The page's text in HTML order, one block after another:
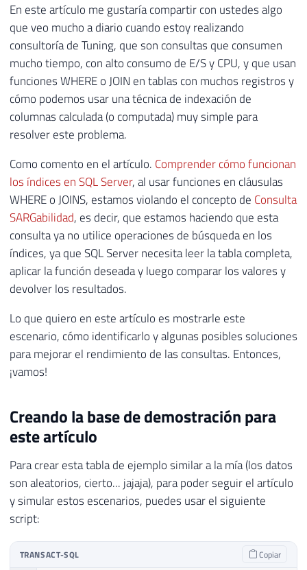
En este artículo me gustaría compartir con ustedes algo
que veo mucho a diario cuando estoy realizando
consultoría de Tuning, que son consultas que consumen
mucho tiempo, con alto consumo de E/S y CPU, y que usan
funciones WHERE o JOIN en tablas con muchos registros y
cómo podemos usar una técnica de indexación de
columnas calculada (o computada) muy simple para
resolver este problema.
Como comento en el artículo. Comprender cómo funcionan
los índices en SQL Server, al usar funciones en cláusulas
WHERE o JOINS, estamos violando el concepto de Consulta
SARGabilidad, es decir, que estamos haciendo que esta
consulta ya no utilice operaciones de búsqueda en los
índices, ya que SQL Server necesita leer la tabla completa,
aplicar la función deseada y luego comparar los valores y
devolver los resultados.
Lo que quiero en este artículo es mostrarle este
escenario, cómo identificarlo y algunas posibles soluciones
para mejorar el rendimiento de las consultas. Entonces,
¡vamos!
Creando la base de demostración para
este artículo
Para crear esta tabla de ejemplo similar a la mía (los datos
son aleatorios, cierto... jajaja), para poder seguir el artículo
y simular estos escenarios, puedes usar el siguiente
script:
TRANSACT-SQL Copiar